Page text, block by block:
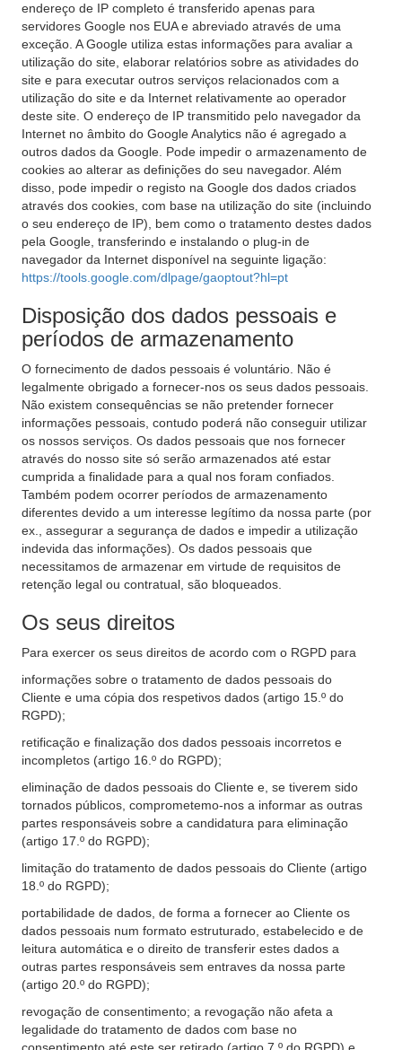
endereço de IP completo é transferido apenas para
servidores Google nos EUA e abreviado através de uma
exceção. A Google utiliza estas informações para avaliar a
utilização do site, elaborar relatórios sobre as atividades do
site e para executar outros serviços relacionados com a
utilização do site e da Internet relativamente ao operador
deste site. O endereço de IP transmitido pelo navegador da
Internet no âmbito do Google Analytics não é agregado a
outros dados da Google. Pode impedir o armazenamento de
cookies ao alterar as definições do seu navegador. Além
disso, pode impedir o registo na Google dos dados criados
através dos cookies, com base na utilização do site (incluindo
o seu endereço de IP), bem como o tratamento destes dados
pela Google, transferindo e instalando o plug-in de
navegador da Internet disponível na seguinte ligação:
https://tools.google.com/dlpage/gaoptout?hl=pt
Disposição dos dados pessoais e
períodos de armazenamento
O fornecimento de dados pessoais é voluntário. Não é
legalmente obrigado a fornecer-nos os seus dados pessoais.
Não existem consequências se não pretender fornecer
informações pessoais, contudo poderá não conseguir utilizar
os nossos serviços. Os dados pessoais que nos fornecer
através do nosso site só serão armazenados até estar
cumprida a finalidade para a qual nos foram confiados.
Também podem ocorrer períodos de armazenamento
diferentes devido a um interesse legítimo da nossa parte (por
ex., assegurar a segurança de dados e impedir a utilização
indevida das informações). Os dados pessoais que
necessitamos de armazenar em virtude de requisitos de
retenção legal ou contratual, são bloqueados.
Os seus direitos
Para exercer os seus direitos de acordo com o RGPD para
informações sobre o tratamento de dados pessoais do
Cliente e uma cópia dos respetivos dados (artigo 15.º do
RGPD);
retificação e finalização dos dados pessoais incorretos e
incompletos (artigo 16.º do RGPD);
eliminação de dados pessoais do Cliente e, se tiverem sido
tornados públicos, comprometemo-nos a informar as outras
partes responsáveis sobre a candidatura para eliminação
(artigo 17.º do RGPD);
limitação do tratamento de dados pessoais do Cliente (artigo
18.º do RGPD);
portabilidade de dados, de forma a fornecer ao Cliente os
dados pessoais num formato estruturado, estabelecido e de
leitura automática e o direito de transferir estes dados a
outras partes responsáveis sem entraves da nossa parte
(artigo 20.º do RGPD);
revogação de consentimento; a revogação não afeta a
legalidade do tratamento de dados com base no